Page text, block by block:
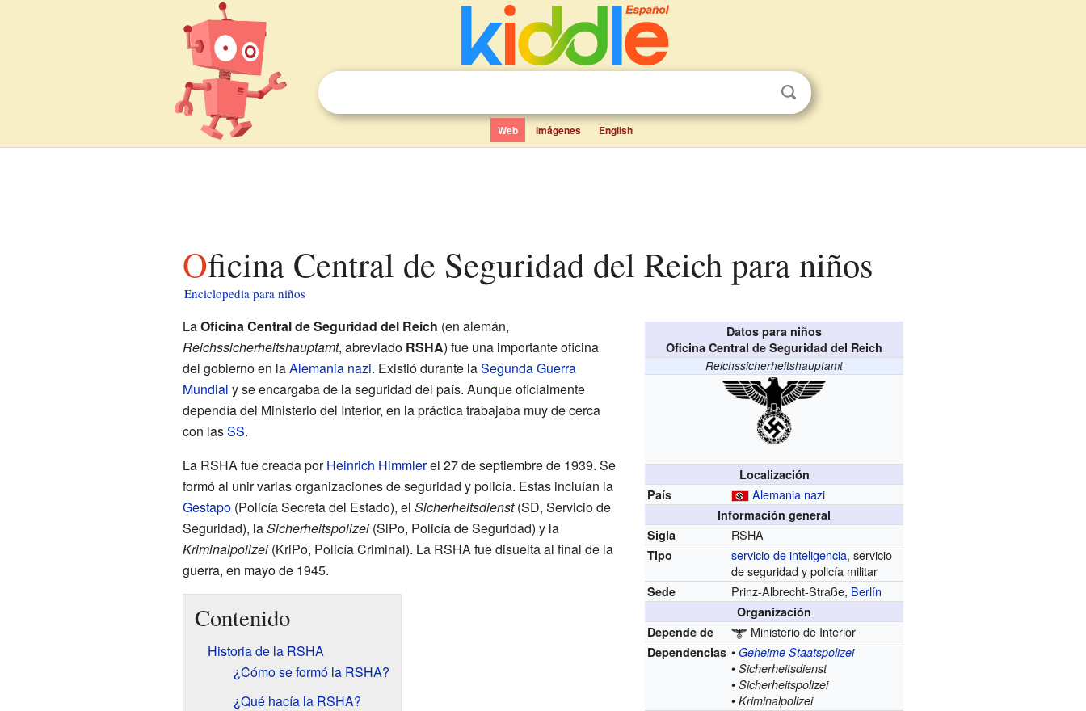
Web Imágenes English
Oficina Central de Seguridad del Reich para niños
Enciclopedia para niños
Datos para niños
Oficina Central de Seguridad del Reich
Reichssicherheitshauptamt
Localización
País
Alemania nazi
Información general
Sigla
RSHA
Tipo servicio de inteligencia, servicio
de seguridad y policía militar
Sede Prinz-Albrecht-Straße, Berlín
Organización
Depende de
Ministerio de Interior
Dependencias • Geheime Staatspolizei
•Sicherheitsdienst
•Sicherheitspolizei
•Kriminalpolizei
LaOficina Central de Seguridad del Reich (en alemán,
Reichssicherheitshauptamt, abreviado RSHA) fue una importante oficina
del gobierno en laAlemania nazi. Existió durante laSegunda Guerra
Mundial y se encargaba de la seguridad del país. Aunque oficialmente
dependía del Ministerio del Interior, en la práctica trabajaba muy de cerca
con lasSS.
La RSHA fue creada porHeinrich Himmlerel 27 de septiembre de 1939. Se
formó al unir varias organizaciones de seguridad y policía. Estas incluían la
Gestapo(Policía Secreta del Estado), el Sicherheitsdienst(SD, Servicio de
Seguridad), laSicherheitspolizei(SiPo, Policía de Seguridad) y la
Kriminalpolizei(KriPo, Policía Criminal). La RSHA fue disuelta al final de la
guerra, en mayo de 1945.
Contenido
Historia de la RSHA
¿Cómo se formó la RSHA?
¿Qué hacía la RSHA?